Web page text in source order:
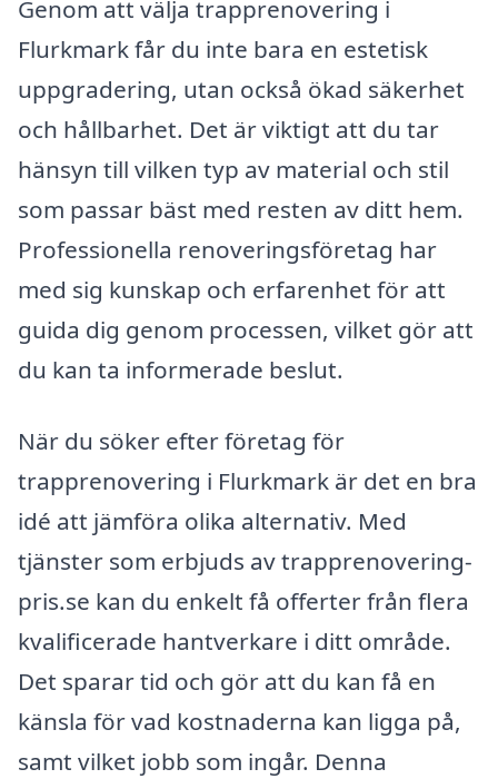
Genom att välja trapprenovering i
Flurkmark får du inte bara en estetisk
uppgradering, utan också ökad säkerhet
och hållbarhet. Det är viktigt att du tar
hänsyn till vilken typ av material och stil
som passar bäst med resten av ditt hem.
Professionella renoveringsföretag har
med sig kunskap och erfarenhet för att
guida dig genom processen, vilket gör att
du kan ta informerade beslut.
När du söker efter företag för
trapprenovering i Flurkmark är det en bra
idé att jämföra olika alternativ. Med
tjänster som erbjuds av trapprenovering-
pris.se kan du enkelt få offerter från flera
kvalificerade hantverkare i ditt område.
Det sparar tid och gör att du kan få en
känsla för vad kostnaderna kan ligga på,
samt vilket jobb som ingår. Denna